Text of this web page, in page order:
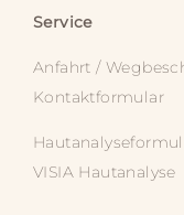
Service
Anfahrt /
Kontaktformular
VISIA Hautanalyse